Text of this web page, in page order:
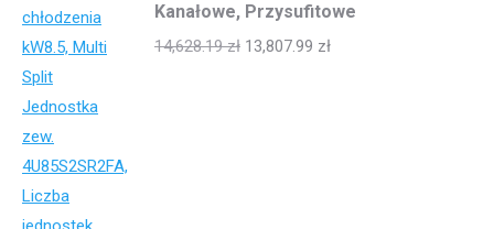
Kanałowe, Przysufitowe
14,628.19zł 13,807.99 zł